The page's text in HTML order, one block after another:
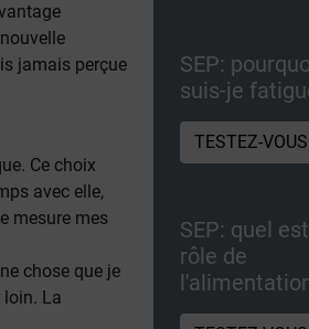
jamais perçue
Ce choix
avec elle,
mesure mes
chose que je
loin. La
SEP:
suis-je
TESTEZ-VOUS
SEP: quel
rôle de